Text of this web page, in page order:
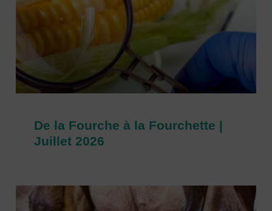
De la Fourche à la Fourchette |
Juillet 2026